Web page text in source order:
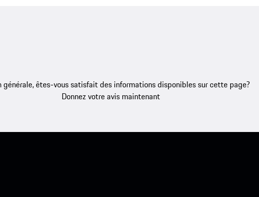
générale, êtes-vous satisfait des informations disponibles sur cette page?
Donnez votre avis maintenant